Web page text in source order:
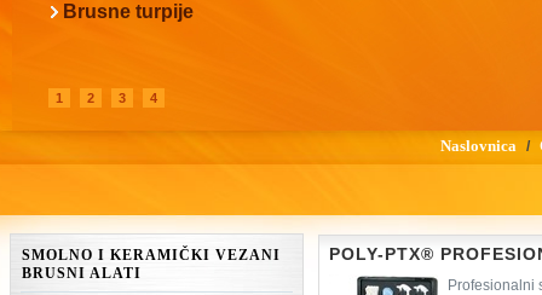
Brusne turpije
1 2 3 4
SMOLNO I KERAMIČKI VEZANI
BRUSNI ALATI
Naslovnica /
POLY-PTX®
Profesionalni